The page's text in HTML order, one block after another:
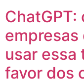
ChatGPT:
empresas
usar essa
favor dos